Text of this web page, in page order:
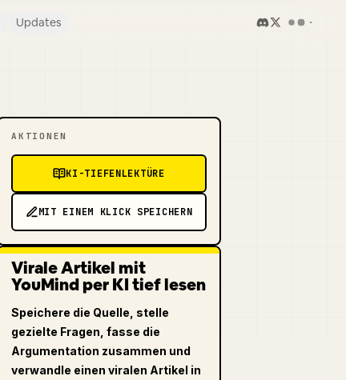
Updates
AKTIONEN
KI-TIEFENLEKTÜRE
MIT EINEM KLICK SPEICHERN
Virale Artikel mit
YouMind per KI tief lesen
Speichere die Quelle, stelle
gezielte Fragen, fasse die
Argumentation zusammen und
verwandle einen viralen Artikel in